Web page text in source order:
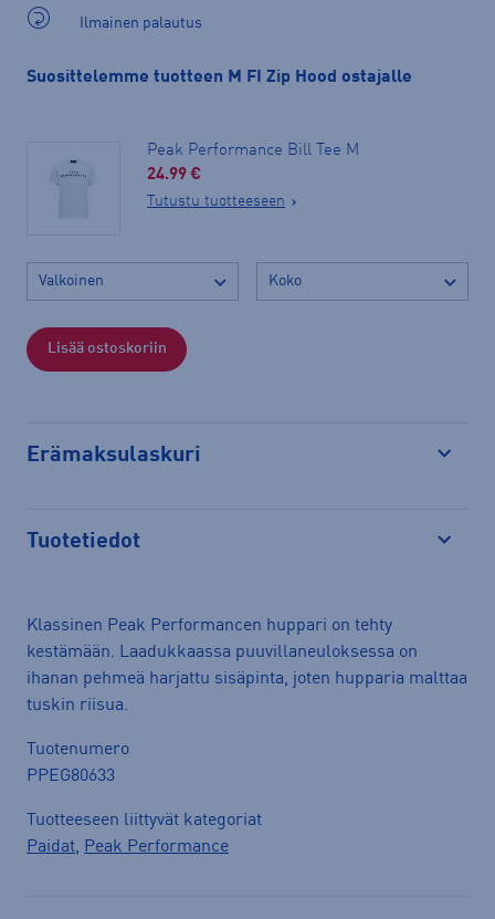
Ilmainen palautus
Suosittelemme tuotteen M FI Zip Hood ostajalle
Peak Performance Bill Tee M
24.99 €
Tutustu tuotteeseen
Lisää ostoskoriin
Erämaksulaskuri
Tuotetiedot
Klassinen Peak Performancen huppari on tehty
kestämään. Laadukkaassa puuvillaneuloksessa on
ihanan pehmeä harjattu sisäpinta, joten hupparia malttaa
tuskin riisua.
Tuotenumero
PPEG80633
Tuotteeseen liittyvät kategoriat
Paidat, Peak Performance